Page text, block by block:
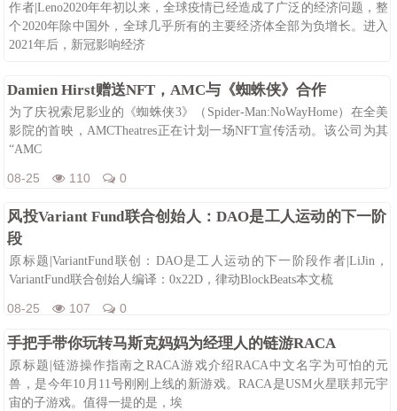
作者|Leno2020年年初以来，全球疫情已经造成了广泛的经济问题，整
个2020年除中国外，全球几乎所有的主要经济体全部为负增长。进入
2021年后，新冠影响经济
Damien Hirst赠送NFT，AMC与《蜘蛛侠》合作
为了庆祝索尼影业的《蜘蛛侠3》（Spider-Man:NoWayHome）在全美
影院的首映，AMCTheatres正在计划一场NFT宣传活动。该公司为其
“AMC
08-25 110 0
风投Variant Fund联合创始人：DAO是工人运动的下一阶
段
原标题|VariantFund联创：DAO是工人运动的下一阶段作者|LiJin，
VariantFund联合创始人编译：0x22D，律动BlockBeats本文梳
08-25 107 0
手把手带你玩转马斯克妈妈为经理人的链游RACA
原标题|链游操作指南之RACA游戏介绍RACA中文名字为可怕的元
兽，是今年10月11号刚刚上线的新游戏。RACA是USM火星联邦元宇
宙的子游戏。值得一提的是，埃